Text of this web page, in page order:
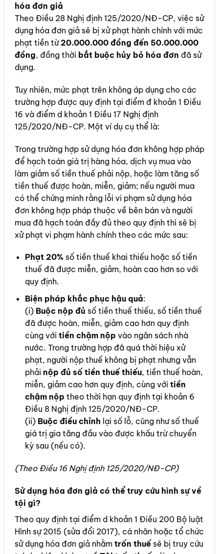
hóa đơn giả
Theo Điều 28 Nghị định 125/2020/NĐ-CP, việc sử
dụng hóa đơn giả sẽ bị xử phạt hành chính với mức
phạt tiền từ 20.000.000 đồng đến 50.000.000
đồng, đồng thời bắt buộc hủy bỏ hóa đơn đã sử
dụng.
Tuy nhiên, mức phạt trên không áp dụng cho các
trường hợp được quy định tại điểm đ khoản 1 Điều
16 và điểm d khoản 1 Điều 17 Nghị định
125/2020/NĐ-CP. Một ví dụ cụ thể là:
Trong trường hợp sử dụng hóa đơn không hợp pháp
để hạch toán giá trị hàng hóa, dịch vụ mua vào
làm giảm số tiền thuế phải nộp, hoặc làm tăng số
tiền thuế được hoàn, miễn, giảm; nếu người mua
có thể chứng minh rằng lỗi vi phạm sử dụng hóa
đơn không hợp pháp thuộc về bên bán và người
mua đã hạch toán đầy đủ theo quy định thì sẽ bị
xử phạt vi phạm hành chính theo các mức sau:
Phạt 20% số tiền thuế khai thiếu hoặc số tiền
thuế đã được miễn, giảm, hoàn cao hơn so với
quy định.
Biện pháp khắc phục hậu quả:
(i) Buộc nộp đủ số tiền thuế thiếu, số tiền thuế
đã được hoàn, miễn, giảm cao hơn quy định
cùng với tiền chậm nộp vào ngân sách nhà
nước. Trong trường hợp đã quá thời hiệu xử
phạt, người nộp thuế không bị phạt nhưng vẫn
phải nộp đủ số tiền thuế thiếu, tiền thuế hoàn,
miễn, giảm cao hơn quy định, cùng với tiền
chậm nộp theo thời hạn quy định tại khoản 6
Điều 8 Nghị định 125/2020/NĐ-CP.
(ii) Buộc điều chỉnh lại số lỗ, cũng như số thuế
giá trị gia tăng đầu vào được khấu trừ chuyển
kỳ sau (nếu có).
(Theo Điều 16 Nghị định 125/2020/NĐ-CP)
Sử dụng hóa đơn giả có thể truy cứu hình sự về
tội gì?
Theo quy định tại điểm d khoản 1 Điều 200 Bộ luật
Hình sự 2015 (sửa đổi 2017), cá nhân hoặc tổ chức
sử dụng hóa đơn giả nhằm trốn thuếsẽ bị truy cứu